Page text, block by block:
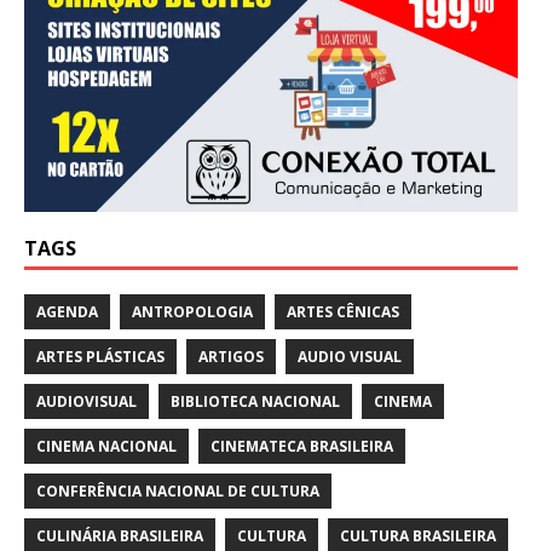
TAGS
AGENDA ANTROPOLOGIA ARTES CÊNICAS
ARTES PLÁSTICAS ARTIGOS AUDIO VISUAL
AUDIOVISUAL BIBLIOTECA NACIONAL CINEMA
CINEMA NACIONAL CINEMATECA BRASILEIRA
CONFERÊNCIA NACIONAL DE CULTURA
CULINÁRIA BRASILEIRA CULTURA CULTURA BRASILEIRA